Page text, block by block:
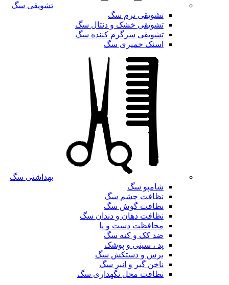
تشویقی سگ
تشویقی نرم سگ
تشویقی خشک و دنتال سگ
تشویقی سرگرم کننده سگ
اسنک خمیری سگ
بهداشتی سگ
شامپو سگ
نظافت چشم سگ
نظافت گوش سگ
نظافت دهان و دندان سگ
محافظت دست و پا
ضد کک و کنه سگ
پد ، سینی و پوشک
برس و دستکش سگ
ناخن گیر و انبر سگ
نظافت محل نگهداری سگ